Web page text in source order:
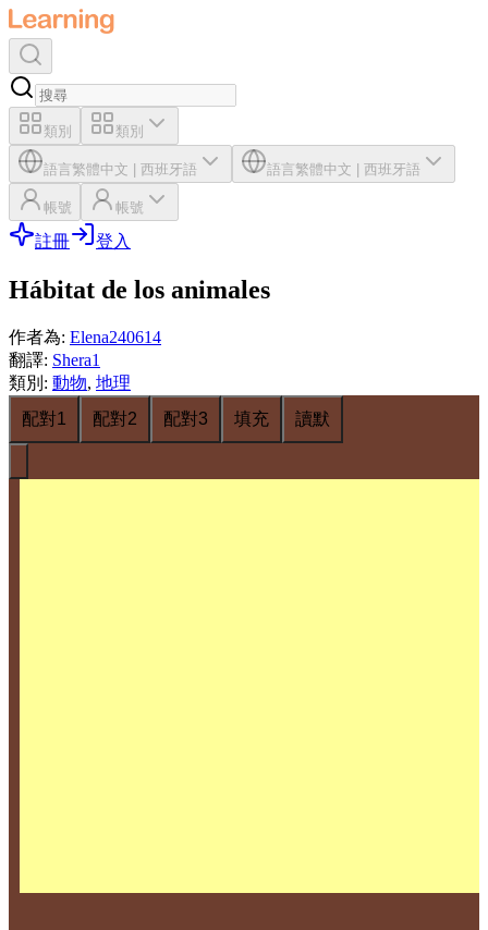
類別 類別
語言繁體中文 西班牙語 語言繁體中文 西班牙語
帳號 帳號
註冊 登入
Hábitat de los animales
作者為: Elena240614
翻譯: Shera1
類別 : 動物, 地理
配對1
配對2 配對3 填充 讀默